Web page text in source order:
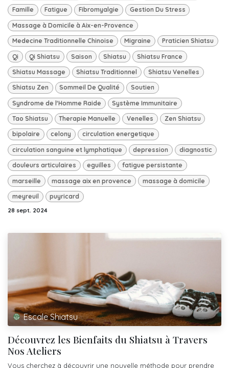
Famille Fatigue Fibromyalgie Gestion Du Stress
Massage à Domicile à Aix-en-Provence
Medecine Traditionnelle Chinoise Migraine Praticien Shiatsu
Qi Qi Shiatsu Saison Shiatsu Shiatsu France
Shiatsu Massage Shiatsu Traditionnel Shiatsu Venelles
Shiatsu Zen Sommeil De Qualité Soutien
Syndrome de l'Homme Raide Système Immunitaire
Tao Shiatsu Therapie Manuelle Venelles Zen Shiatsu
bipolaire celony circulation energetique
circulation sanguine et lymphatique depression diagnostic
douleurs articulaires eguilles fatigue persistante
marseille massage aix en provence massage à domicile
meyreuil puyricard
28 sept. 2024
Escale Shiatsu
Découvrez les Bienfaits du Shiatsu à Travers
Nos Ateliers
Vous cherchez à découvrir une nouvelle méthode pour prendre